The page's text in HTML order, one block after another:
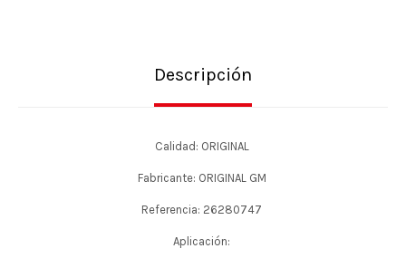
Descripción
Calidad: ORIGINAL
Fabricante: ORIGINAL GM
Referencia: 26280747
Aplicación: